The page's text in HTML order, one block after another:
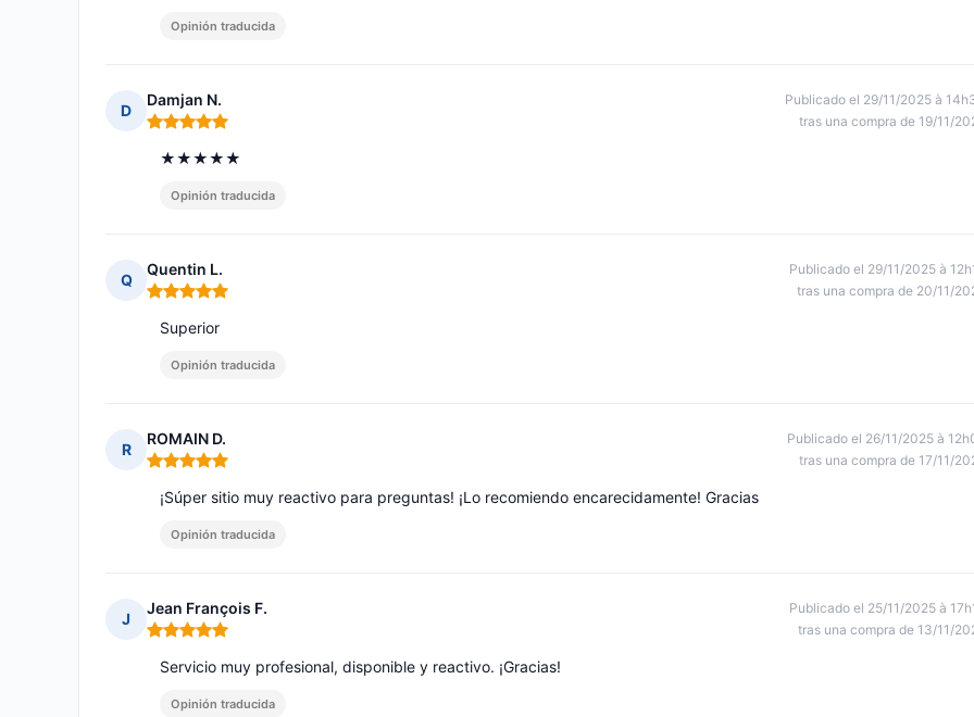
Opinión traducida
D
Damjan N.
Nota: 5 de 5
Publicado el 29/11/2025 à
tras una compra de 19/11/
★★★★★
Opinión traducida
Q
Quentin L.
Nota: 5 de 5
Publicado el 29/11/2025 à
tras una compra de 20/11/
Superior
Opinión traducida
R
ROMAIN D.
Nota: 5 de 5
Publicado el 26/11/2025 à
tras una compra de 17/11/
¡Súper sitio muy reactivo para preguntas! ¡Lo recomiendo encarecidamente! Gracias
Opinión traducida
J
Jean François F.
Nota: 5 de 5
Publicado el 25/11/2025 à
tras una compra de 13/11/
Servicio muy profesional, disponible y reactivo. ¡Gracias!
Opinión traducida